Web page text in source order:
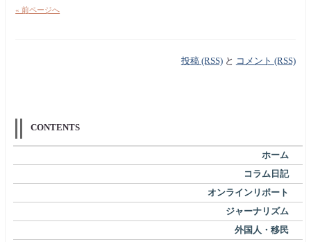
« 前ページへ
投稿 (RSS)と コメント (RSS)
CONTENTS
ホーム
コラム日記
オンラインリポート
ジャーナリズム
外国人・移民